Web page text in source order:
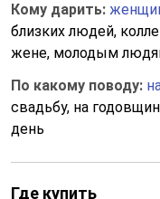
Кому дарить:
близких людей,
жене, молодым
По какому поводу:
свадьбу, на
день
Где купить